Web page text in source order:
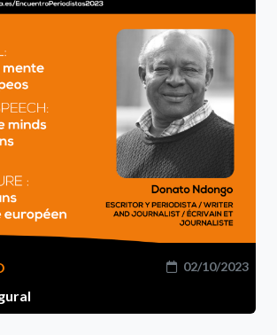
02/10/2023